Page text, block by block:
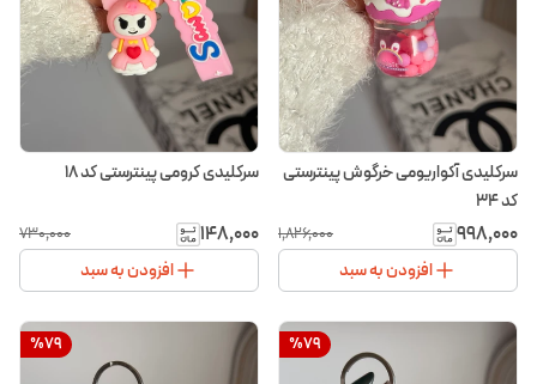
سرکلیدی آکواریومی خرگوش پینترستی
کد ۳۴
۹۹۸٬۰۰۰ ۱٬۸۲۶٬۰۰۰
افزودن به سبد
سرکلیدی کرومی پینترستی کد ۱۸
۱۴۸٬۰۰۰ ۷۳۰٬۰۰۰
افزودن به سبد
%79
%79